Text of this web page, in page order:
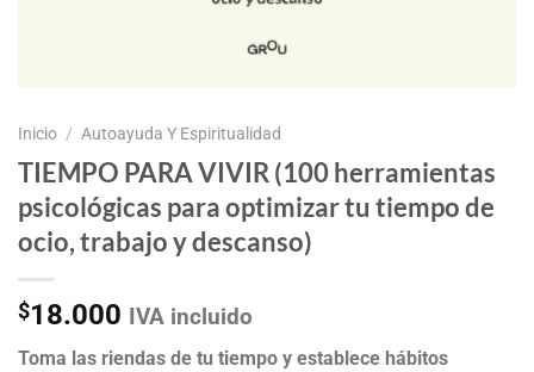
Inicio / Autoayuda Y Espiritualidad
TIEMPO PARA VIVIR (100 herramientas
psicológicas para optimizar tu tiempo de
ocio, trabajo y descanso)
$18.000 IVA incluido
Toma las riendas de tu tiempo y establece hábitos